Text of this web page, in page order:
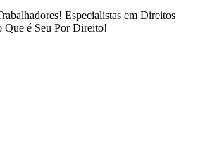
Especialistas em Direitos
Que é Seu Por Direito!